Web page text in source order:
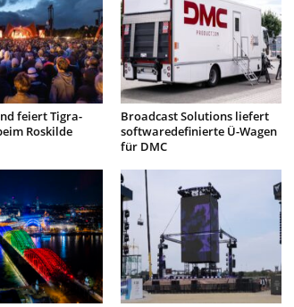
feiert Tigra-
Roskilde
Broadcast Solutions liefert
softwaredefinierte Ü-Wagen
für DMC